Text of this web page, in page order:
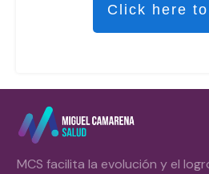
Click here
MCS facilita la evolución y el